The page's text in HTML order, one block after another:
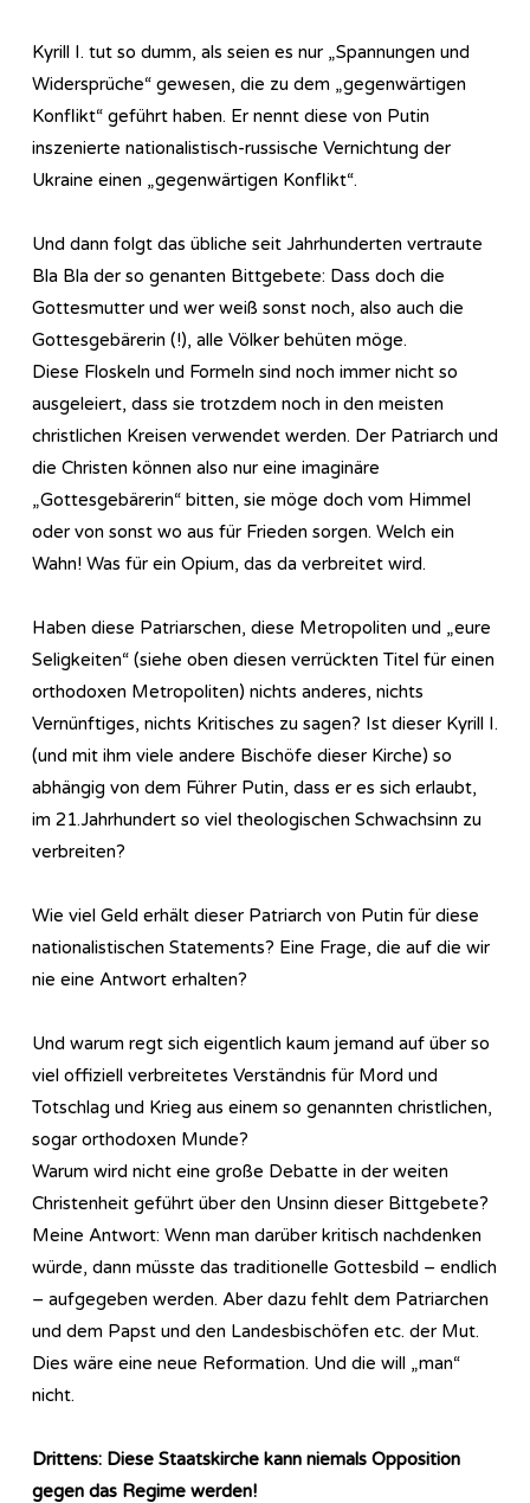
Kyrill I. tut so dumm, als seien es nur „Spannungen und
Widersprüche“ gewesen, die zu dem „gegenwärtigen
Konflikt“ geführt haben. Er nennt diese von Putin
inszenierte nationalistisch-russische Vernichtung der
Ukraine einen „gegenwärtigen Konflikt“.
Und dann folgt das übliche seit Jahrhunderten vertraute
Bla Bla der so genanten Bittgebete: Dass doch die
Gottesmutter und wer weiß sonst noch, also auch die
Gottesgebärerin (!), alle Völker behüten möge.
Diese Floskeln und Formeln sind noch immer nicht so
ausgeleiert, dass sie trotzdem noch in den meisten
christlichen Kreisen verwendet werden. Der Patriarch und
die Christen können also nur eine imaginäre
„Gottesgebärerin“ bitten, sie möge doch vom Himmel
oder von sonst wo aus für Frieden sorgen. Welch ein
Wahn! Was für ein Opium, das da verbreitet wird.
Haben diese Patriarschen, diese Metropoliten und „eure
Seligkeiten“ (siehe oben diesen verrückten Titel für einen
orthodoxen Metropoliten) nichts anderes, nichts
Vernünftiges, nichts Kritisches zu sagen? Ist dieser Kyrill I.
(und mit ihm viele andere Bischöfe dieser Kirche) so
abhängig von dem Führer Putin, dass er es sich erlaubt,
im 21.Jahrhundert so viel theologischen Schwachsinn zu
verbreiten?
Wie viel Geld erhält dieser Patriarch von Putin für diese
nationalistischen Statements? Eine Frage, die auf die wir
nie eine Antwort erhalten?
Und warum regt sich eigentlich kaum jemand auf über so
viel offiziell verbreitetes Verständnis für Mord und
Totschlag und Krieg aus einem so genannten christlichen,
sogar orthodoxen Munde?
Warum wird nicht eine große Debatte in der weiten
Christenheit geführt über den Unsinn dieser Bittgebete?
Meine Antwort: Wenn man darüber kritisch nachdenken
würde, dann müsste das traditionelle Gottesbild – endlich
– aufgegeben werden. Aber dazu fehlt dem Patriarchen
und dem Papst und den Landesbischöfen etc. der Mut.
Dies wäre eine neue Reformation. Und die will „man“
nicht.
Drittens: Diese Staatskirche kann niemals Opposition
gegen das Regime werden!